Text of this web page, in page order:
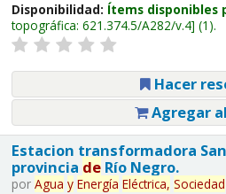
Disponibilidad: Ítems disponibles
topográfica: 621.374.5/A282/v.4 (1).
Hacer
Agregar
Estacion transformadora
provincia deRío Negro.
por Agua y Energía Eléctrica, Sociedad